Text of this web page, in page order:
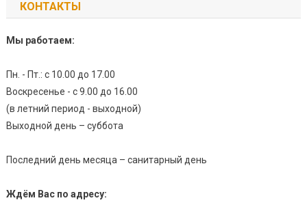
КОНТАКТЫ
Мы работаем:
Пн. - Пт.: с 10.00 до 17.00
Воскресенье - с 9.00 до 16.00
(в летний период - выходной)
Выходной день – суббота
Последний день месяца – санитарный день
Ждём Вас по адресу: